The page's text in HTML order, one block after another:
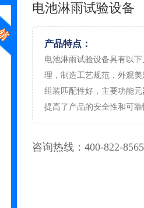
电池淋雨试验设备
产品特点：
电池淋雨试验设备具有以
理，制造工艺规范，外观
组装匹配性好，主要功能
提高了产品的安全性和可靠
咨询热线： 400-822-8565